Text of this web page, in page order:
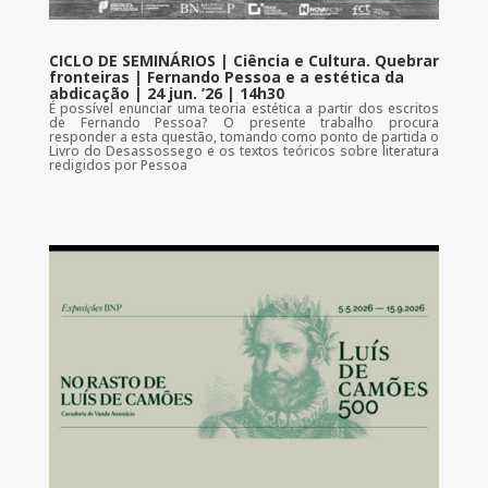
CICLO DE SEMINÁRIOS | Ciência e Cultura. Quebrar
fronteiras | Fernando Pessoa e a estética da
abdicação | 24 jun. ’26 | 14h30
É possível enunciar uma teoria estética a partir dos escritos
de Fernando Pessoa? O presente trabalho procura
responder a esta questão, tomando como ponto de partida o
Livro do Desassossego e os textos teóricos sobre literatura
redigidos por Pessoa